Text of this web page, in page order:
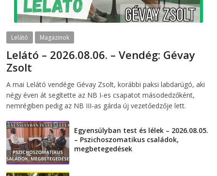
Lelátó Magazinok
Lelátó – 2026.08.06. – Vendég: Gévay
Zsolt
A mai Lelátó vendége Gévay Zsolt, korábbi paksi labdarúgó, aki
négy éven át segítette az NB I-es csapatot másodedzőként,
nemrégiben pedig az NB III-as gárda új vezetőedzője lett.
Egyensúlyban test és lélek – 2026.08.05.
– Pszichoszomatikus családok,
megbetegedések